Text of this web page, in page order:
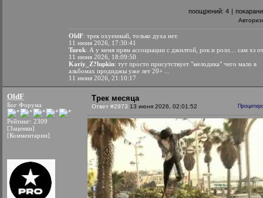
поощрений: 4 |
OldF: трек охуенный, только духа нет.
11 июня 2026, 17:30:41
Turok: А у меня прям ассоциации с джилтой, рок н ролл… сам хз
11 июня 2026, 18:09:50
Kariy_Z?lupkin: тут просто присутствует "мелодика" чего мало в
альбомах продиджы уже лет 20+ ...
11 июня 2026, 21:10:17
OldF
Бог Форума
Рейтинг: 2309
[Заценки]
[Комментарии]
Трек месяца
Ответ #2973 13 июня 2026, 02:01:52